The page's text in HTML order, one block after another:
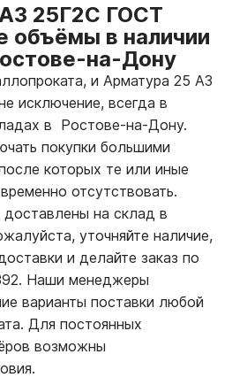
25Г2С ГОСТ
объёмы в наличии
на-Дону
и Арматура 25 А3
исключение, всегда в
в Ростове-на-Дону.
покупки большими
которых те или иные
отсутствовать.
доставлены на склад в
уточняйте наличие,
и делайте заказ по
Наши менеджеры
варианты поставки любой
Для постоянных
возможны